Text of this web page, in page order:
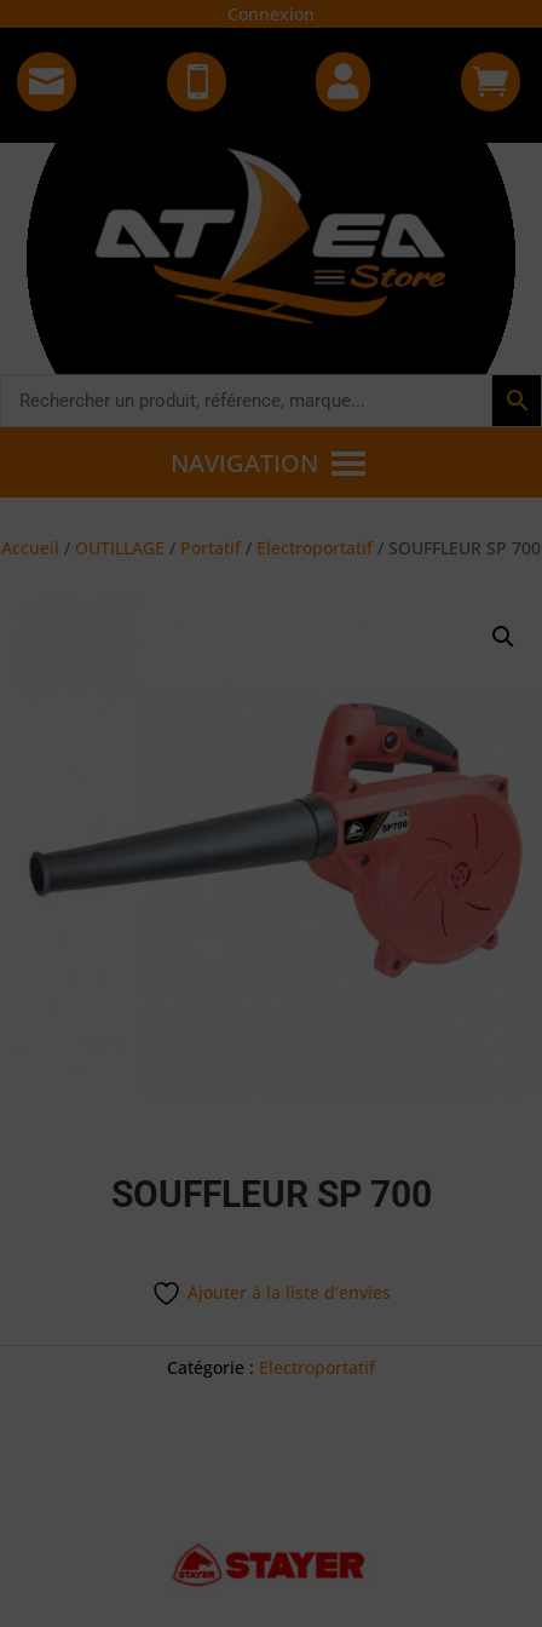
Connexion
   
NAVIGATION
Accueil / OUTILLAGE / Portatif/ Electroportatif/ SOUFFLEUR SP 700
SOUFFLEUR SP 700
Ajouter à la liste d’envies
Catégorie : Electroportatif